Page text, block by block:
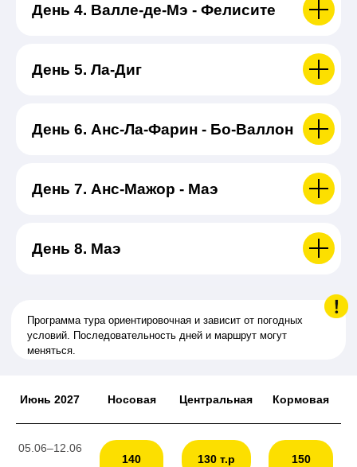
День 4. Валле-де-Мэ - Фелисите
День 5. Ла-Диг
День 6. Анс-Ла-Фарин - Бо-Валлон
День 7. Анс-Мажор - Маэ
День 8. Маэ
Июнь 2027 Носовая Центральная Кормовая
05.06–12.06
140
130 т.р
150